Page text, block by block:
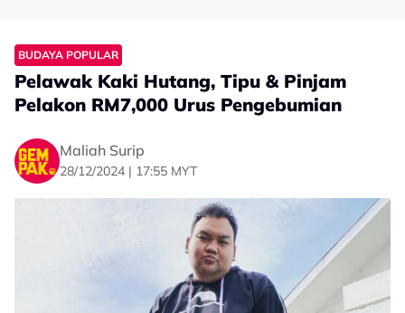
BUDAYA POPULAR
Pelawak Kaki Hutang, Tipu & Pinjam
Pelakon RM7,000 Urus Pengebumian
Maliah Surip
28/12/2024 | 17:55 MYT